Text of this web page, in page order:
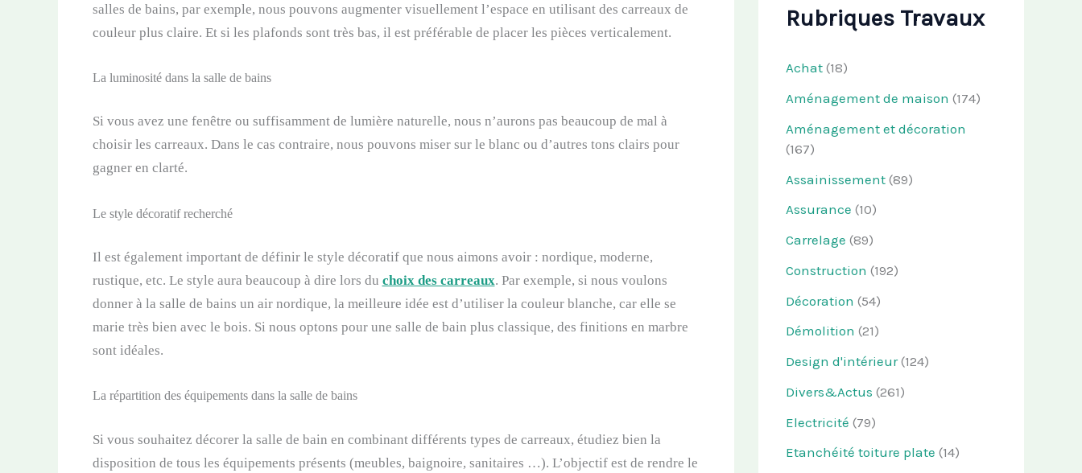
salles de bains, par exemple, nous pouvons augmenter visuellement l’espace en utilisant des carreaux de
couleur plus claire. Et si les plafonds sont très bas, il est préférable de placer les pièces verticalement.
La luminosité dans la salle de bains
Si vous avez une fenêtre ou suffisamment de lumière naturelle, nous n’aurons pas beaucoup de mal à
choisir les carreaux. Dans le cas contraire, nous pouvons miser sur le blanc ou d’autres tons clairs pour
gagner en clarté.
Le style décoratif recherché
Il est également important de définir le style décoratif que nous aimons avoir : nordique, moderne,
rustique, etc. Le style aura beaucoup à dire lors du choix des carreaux. Par exemple, si nous voulons
donner à la salle de bains un air nordique, la meilleure idée est d’utiliser la couleur blanche, car elle se
marie très bien avec le bois. Si nous optons pour une salle de bain plus classique, des finitions en marbre
sont idéales.
La répartition des équipements dans la salle de bains
Si vous souhaitez décorer la salle de bain en combinant différents types de carreaux, étudiez bien la
disposition de tous les équipements présents (meubles, baignoire, sanitaires …). L’objectif est de rendre le
Rubriques Travaux
Achat (18)
Aménagement de maison (174)
Aménagement et décoration
(167)
Assainissement (89)
Assurance (10)
Carrelage (89)
Construction (192)
Décoration (54)
Démolition (21)
Design d'intérieur(124)
Divers&Actus (261)
Electricité (79)
Etanchéité toiture plate (14)